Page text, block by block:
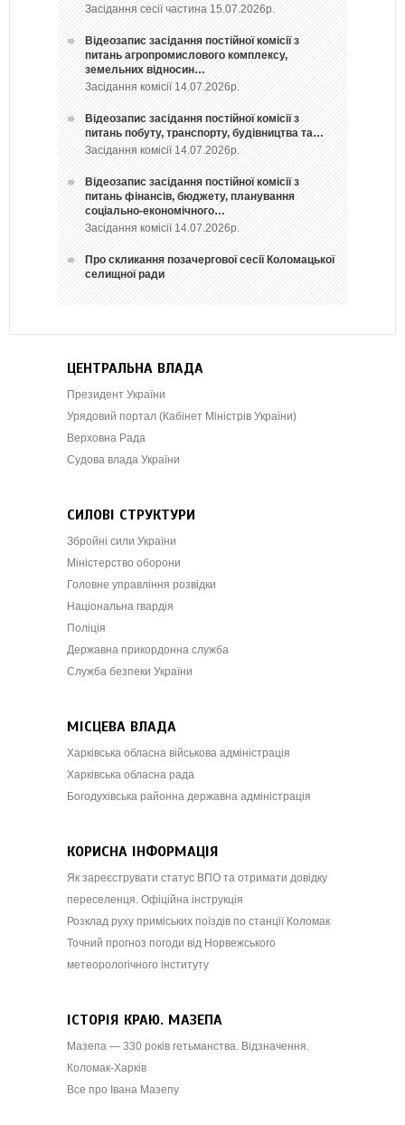
Засідання сесії частина 15.07.2026р.
Відеозапис засідання постійної комісії з
питань агропромислового комплексу,
земельних відносин…
Засідання комісії 14.07.2026р.
Відеозапис засідання постійної комісії з
питань побуту, транспорту, будівництва та…
Засідання комісії 14.07.2026р.
Відеозапис засідання постійної комісії з
питань фінансів, бюджету, планування
соціально-економічного…
Засідання комісії 14.07.2026р.
Про скликання позачергової сесії Коломацької
селищної ради
ЦЕНТРАЛЬНА ВЛАДА
Президент України
Урядовий портал (Кабінет Міністрів України)
Верховна Рада
Судова влада України
СИЛОВІ СТРУКТУРИ
Збройні сили України
Міністерство оборони
Головне управління розвідки
Національна гвардія
Поліція
Державна прикордонна служба
Служба безпеки України
МІСЦЕВА ВЛАДА
Харківська обласна військова адміністрація
Харківська обласна рада
Богодухівська районна державна адміністрація
КОРИСНА ІНФОРМАЦІЯ
Як зареєструвати статус ВПО та отримати довідку
переселенця. Офіційна інструкція
Розклад руху приміських поїздів по станції Коломак
Точний прогноз погоди від Норвежського
метеорологічного інституту
ІСТОРІЯ КРАЮ. МАЗЕПА
Мазепа — 330 років гетьманства. Відзначення.
Коломак-Харків
Все про Івана Мазепу